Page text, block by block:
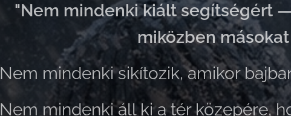
"Nem mindenki kiált segítségért
miközben
Nem mindenki sikítozik, amikor
Nem mindenki áll ki a tér közepére,